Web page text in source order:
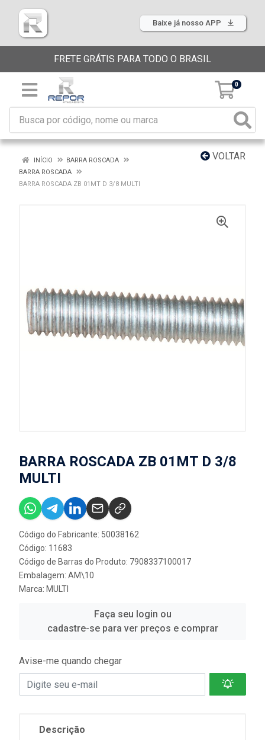
Baixe já nosso APP
FRETE GRÁTIS PARA TODO O BRASIL
0
VOLTAR
INÍCIO
BARRA ROSCADA
BARRA ROSCADA
BARRA ROSCADA ZB 01MT D 3/8 MULTI
BARRA ROSCADA ZB 01MT D 3/8
MULTI
Código do Fabricante: 50038162
Código: 11683
Código de Barras do Produto: 7908337100017
Embalagem: AM\10
Marca: MULTI
Faça seu login ou
cadastre-se para ver preços e comprar
Avise-me quando chegar
Descrição